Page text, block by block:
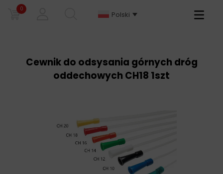
0
Polski
Primary
Cewnik do odsysania górnych dróg
oddechowych CH18 1szt